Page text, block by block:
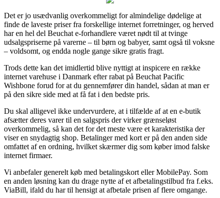
Det er jo usædvanlig overkommeligt for almindelige dødelige at
finde de laveste priser fra forskellige internet forretninger, og herved
har en hel del Beuchat e-forhandlere været nødt til at tvinge
udsalgspriserne på varerne – til børn og babyer, samt også til voksne
– voldsomt, og endda nogle gange sikre gratis fragt.
Trods dette kan det imidlertid blive nyttigt at inspicere en række
internet varehuse i Danmark efter rabat på Beuchat Pacific
Wishbone forud for at du gennemfører din handel, sådan at man er
på den sikre side med at få fat i den bedste pris.
Du skal alligevel ikke undervurdere, at i tilfælde af at en e-butik
afsætter deres varer til en salgspris der virker grænseløst
overkommelig, så kan det for det meste være et karakteristika der
viser en snydagtig shop. Betalinger med kort er på den anden side
omfattet af en ordning, hvilket skærmer dig som køber imod falske
internet firmaer.
Vi anbefaler generelt køb med betalingskort eller MobilePay. Som
en anden løsning kan du drage nytte af et afbetalingstilbud fra f.eks.
ViaBill, ifald du har til hensigt at afbetale prisen af flere omgange.